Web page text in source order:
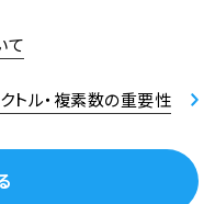
て
トル・複素数の重要性